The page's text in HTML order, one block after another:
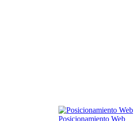
Posicionamiento Web